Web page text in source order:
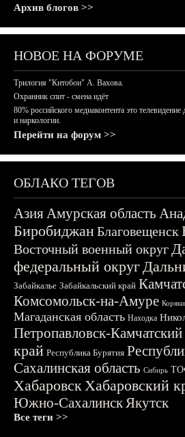
Архив блогов >>
НОВОЕ НА ФОРУМЕ
Трилогия "Китобои" А. Вахова.
Охранник спит - смена идёт
80% российского медиаконтента это
и наркологии.
Перейти на форум >>
ОБЛАКО ТЕГОВ
АзияАмурская область
БиробиджанБлаговещенск
Восточный военный округ
федеральный округ
Забайкалье Забайкальский край
Комсомольск-на-Амуре
Магаданская область Находка
Петропавловск-Камчатский
край Республика Бурятия
Сахалинская область Сибирь
ХабаровскХабаровский
Южно-СахалинскЯкутск
Все теги >>